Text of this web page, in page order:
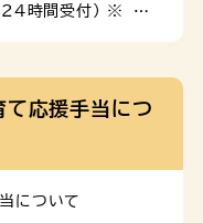
時間受付) ※ 年
してご相談くださ
お館） えがお館 ホ
ＦＡＸ：092-
始を除く） ※ 月
て応援手当につ
について